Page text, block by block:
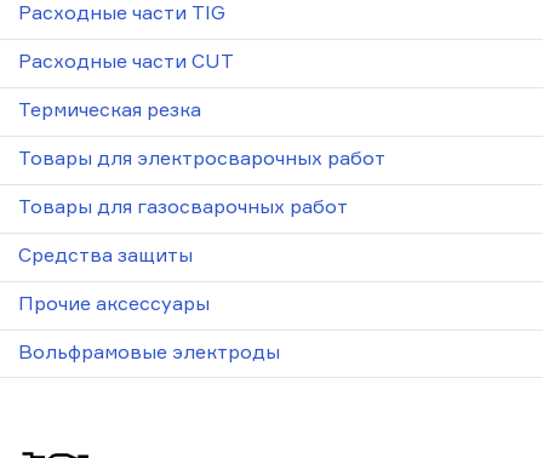
Расходные части TIG
Расходные части CUT
Термическая резка
Товары для электросварочных работ
Товары для газосварочных работ
Средства защиты
Прочие аксессуары
Вольфрамовые электроды